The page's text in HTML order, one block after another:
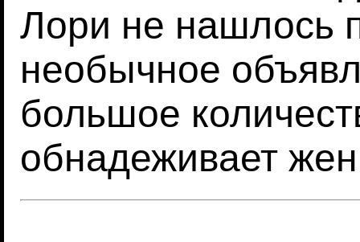
Лори не нашлось
необычное
большое
обнадеживает